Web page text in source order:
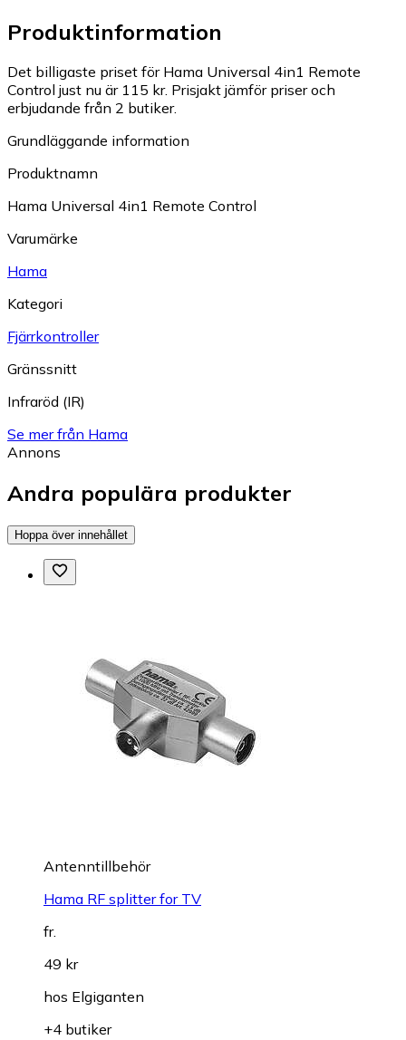
Produktinformation
Det billigaste priset för Hama Universal 4in1 Remote
Control just nu är 115 kr. Prisjakt jämför priser och
erbjudande från 2 butiker.
Grundläggande information
Produktnamn
Hama Universal 4in1 Remote Control
Varumärke
Hama
Kategori
Fjärrkontroller
Gränssnitt
Infraröd (IR)
Se mer från Hama
Annons
Andra populära produkter
Hoppa över innehållet
Antenntillbehör
Hama RF splitter for TV
fr.
49 kr
hos Elgiganten
+4 butiker